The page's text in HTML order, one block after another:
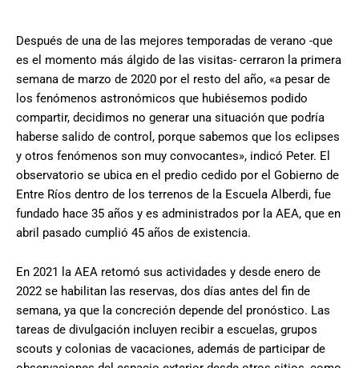
Después de una de las mejores temporadas de verano -que
es el momento más álgido de las visitas- cerraron la primera
semana de marzo de 2020 por el resto del año, «a pesar de
los fenómenos astronómicos que hubiésemos podido
compartir, decidimos no generar una situación que podría
haberse salido de control, porque sabemos que los eclipses
y otros fenómenos son muy convocantes», indicó Peter. El
observatorio se ubica en el predio cedido por el Gobierno de
Entre Ríos dentro de los terrenos de la Escuela Alberdi, fue
fundado hace 35 años y es administrados por la AEA, que en
abril pasado cumplió 45 años de existencia.
En 2021 la AEA retomó sus actividades y desde enero de
2022 se habilitan las reservas, dos días antes del fin de
semana, ya que la concreción depende del pronóstico. Las
tareas de divulgación incluyen recibir a escuelas, grupos
scouts y colonias de vacaciones, además de participar de